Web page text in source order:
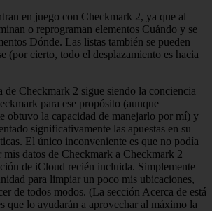
en juego con Checkmark 2, ya que al
o reprograman elementos Cuándo y se
Dónde. Las listas también se pueden
(por cierto, todo el desplazamiento es hacia
de Checkmark 2 sigue siendo la conciencia
para ese propósito (aunque
obtuvo la capacidad de manejarlo por mí) y
significativamente las apuestas en su
El único inconveniente es que no podía
mis datos de Checkmark a Checkmark 2
de iCloud recién incluida. Simplemente
para limpiar un poco mis ubicaciones,
de todos modos. (La sección Acerca de está
que lo ayudarán a aprovechar al máximo la